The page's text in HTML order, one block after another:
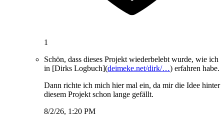
1
Schön, dass dieses Projekt wiederbelebt wurde, wie ich
in [Dirks Logbuch](deimeke.net/dirk/…) erfahren habe.
Dann richte ich mich hier mal ein, da mir die Idee hinter
diesem Projekt schon lange gefällt.
8/2/26, 1:20 PM